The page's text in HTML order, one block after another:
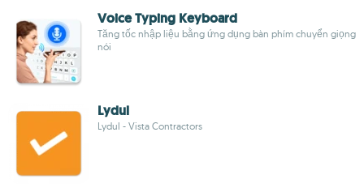
Voice Typing Keyboard
Tăng tốc nhập liệu bằng ứng dụng bàn phím chuyển giọng
nói
Lydul
Lydul - Vista Contractors